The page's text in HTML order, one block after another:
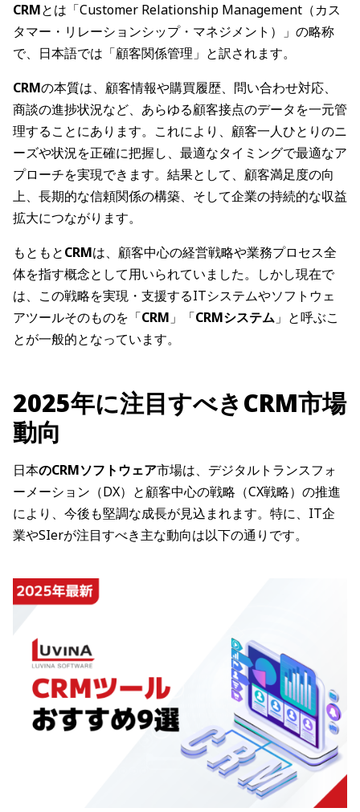
CRMとは「Customer Relationship Management（カス
タマー・リレーションシップ・マネジメント）」の略称
で、日本語では「顧客関係管理」と訳されます。
CRMの本質は、顧客情報や購買履歴、問い合わせ対応、
商談の進捗状況など、あらゆる顧客接点のデータを一元管
理することにあります。これにより、顧客一人ひとりのニ
ーズや状況を正確に把握し、最適なタイミングで最適なア
プローチを実現できます。結果として、顧客満足度の向
上、長期的な信頼関係の構築、そして企業の持続的な収益
拡大につながります。
もともとCRMは、顧客中心の経営戦略や業務プロセス全
体を指す概念として用いられていました。しかし現在で
は、この戦略を実現・支援するITシステムやソフトウェ
アツールそのものを「CRM 」「CRMシステム 」と呼ぶこ
とが一般的となっています。
2025年に注目すべきCRM市場
動向
日本のCRMソフトウェア市場は、デジタルトランスフォ
ーメーション（DX）と顧客中心の戦略（CX戦略）の推進
により、今後も堅調な成長が見込まれます。特に、IT企
業やSIerが注目すべき主な動向は以下の通りです。